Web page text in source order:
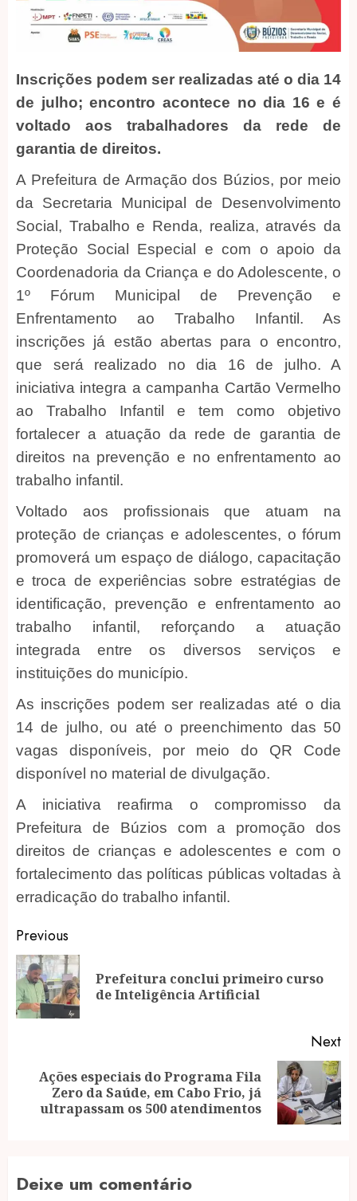
Inscrições podem ser realizadas até o dia 14
de julho; encontro acontece no dia 16 e é
voltado aos trabalhadores da rede de
garantia de direitos.
A Prefeitura de Armação dos Búzios, por meio
da Secretaria Municipal de Desenvolvimento
Social, Trabalho e Renda, realiza, através da
Proteção Social Especial e com o apoio da
Coordenadoria da Criança e do Adolescente, o
1º Fórum Municipal de Prevenção e
Enfrentamento ao Trabalho Infantil. As
inscrições já estão abertas para o encontro,
que será realizado no dia 16 de julho. A
iniciativa integra a campanha Cartão Vermelho
ao Trabalho Infantil e tem como objetivo
fortalecer a atuação da rede de garantia de
direitos na prevenção e no enfrentamento ao
trabalho infantil.
Voltado aos profissionais que atuam na
proteção de crianças e adolescentes, o fórum
promoverá um espaço de diálogo, capacitação
e troca de experiências sobre estratégias de
identificação, prevenção e enfrentamento ao
trabalho infantil, reforçando a atuação
integrada entre os diversos serviços e
instituições do município.
As inscrições podem ser realizadas até o dia
14 de julho, ou até o preenchimento das 50
vagas disponíveis, por meio do QR Code
disponível no material de divulgação.
A iniciativa reafirma o compromisso da
Prefeitura de Búzios com a promoção dos
direitos de crianças e adolescentes e com o
fortalecimento das políticas públicas voltadas à
erradicação do trabalho infantil.
Post
navigation
Previous
Prefeitura conclui primeiro curso
de Inteligência Artificial
Next
Next
post:
Ações especiais do Programa Fila
Zero da Saúde, em Cabo Frio, já
ultrapassam os 500 atendimentos
Deixe um comentário